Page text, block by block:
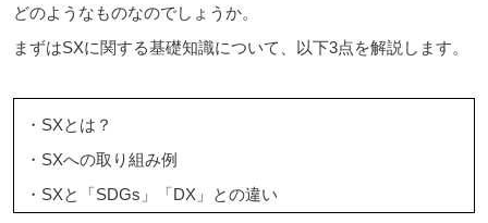
どのようなものなのでしょうか。
まずはSXに関する基礎知識について、以下3点を解説します。
・SXとは？
・SXへの取り組み例
・SXと「SDGs」「DX」との違い